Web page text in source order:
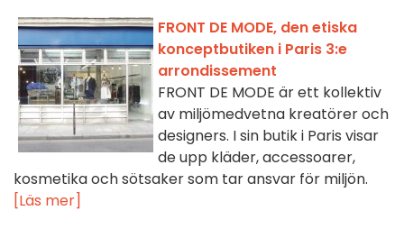
FRONT DE MODE, den etiska
konceptbutiken i Paris 3:e
arrondissement
FRONT DE MODE är ett kollektiv
av miljömedvetna kreatörer och
designers. I sin butik i Paris visar
de upp kläder, accessoarer,
kosmetika och sötsaker som tar ansvar för miljön.
[Läs mer]